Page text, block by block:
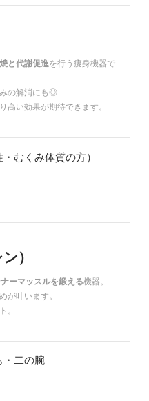
と代謝促進を行う痩身機器で
の解消にも◎
高い効果が期待できます。
むくみ体質の方）
）
ーマッスルを鍛える機器。
が叶います。
。
・二の腕